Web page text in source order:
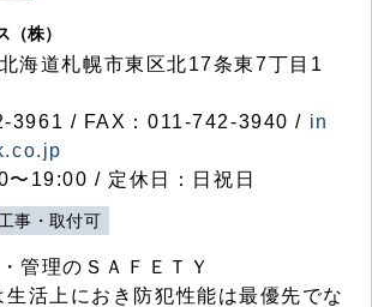
株）
道札幌市東区北17条東7丁目1
3961 / FAX：011-742-3940 / in
〜19:00 / 定休日：日祝日
工事・取付可
管理のＳＡＦＥＴＹ
生活上におき防犯性能は最優先でな